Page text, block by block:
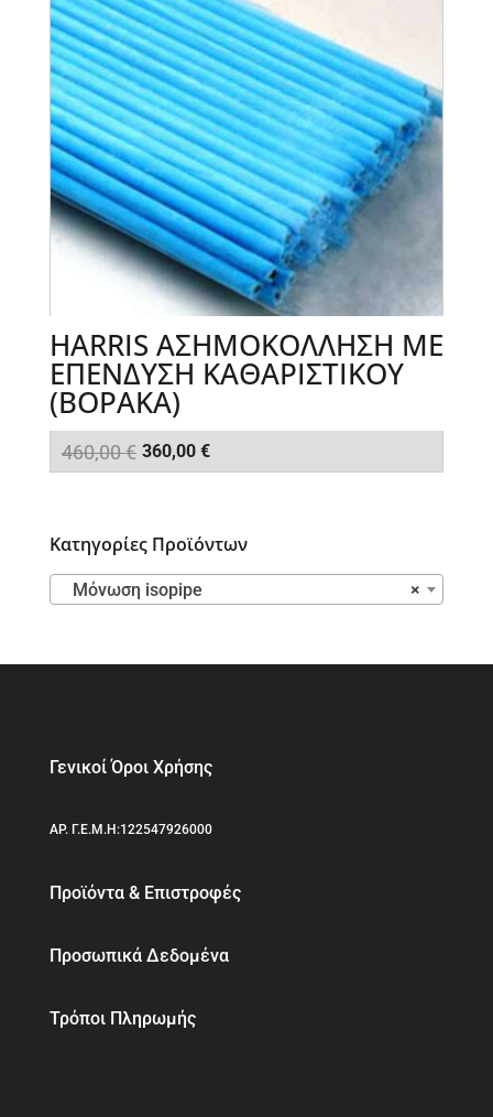
HARRIS ΑΣΗΜΟΚΟΛΛΗΣΗ ME
ΕΠΕΝΔΥΣΗ ΚΑΘΑΡΙΣΤΙΚΟΥ
(ΒΟΡΑΚΑ)
460,00€ Original
price
460,00 €.
360,00 €Η
τρέχουσα
είναι:
360,00 €.
Κατηγορίες Προϊόντων
×
Μόνωση isopipe
Γενικοί Όροι Χρήσης
ΑΡ. Γ.Ε.Μ.Η:122547926000
Προϊόντα & Επιστροφές
Προσωπικά Δεδομένα
Τρόποι Πληρωμής